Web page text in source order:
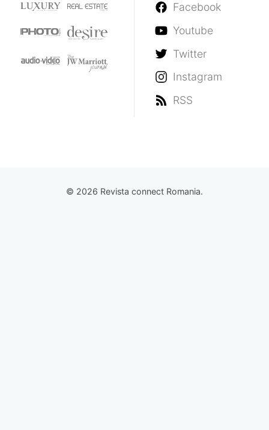
Facebook
Youtube
Twitter
Instagram
RSS
© 2026 Revista connect Romania.